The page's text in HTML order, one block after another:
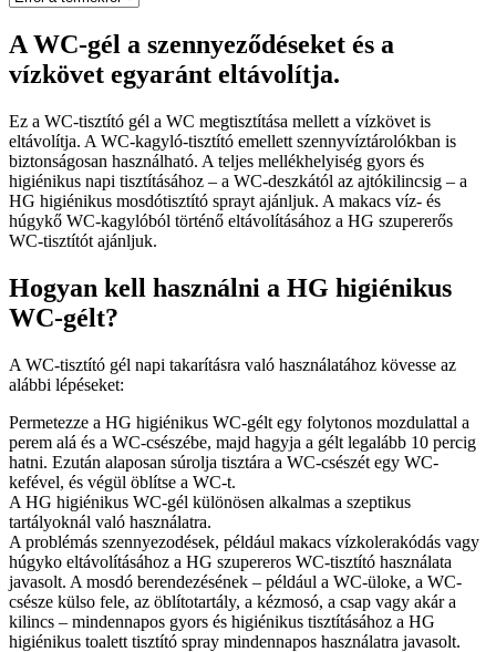
A WC-gél a szennyeződéseket és a
vízkövet egyaránt eltávolítja.
Ez a WC-tisztító gél a WC megtisztítása mellett a vízkövet is
eltávolítja. A WC-kagyló-tisztító emellett szennyvíztárolókban is
biztonságosan használható. A teljes mellékhelyiség gyors és
higiénikus napi tisztításához – a WC-deszkától az ajtókilincsig – a
HG higiénikus mosdótisztító sprayt ajánljuk. A makacs víz- és
húgykő WC-kagylóból történő eltávolításához a HG szupererős
WC-tisztítót ajánljuk.
Hogyan kell használni a HG higiénikus
WC-gélt?
A WC-tisztító gél napi takarításra való használatához kövesse az
alábbi lépéseket:
Permetezze a HG higiénikus WC-gélt egy folytonos mozdulattal a
perem alá és a WC-csészébe, majd hagyja a gélt legalább 10 percig
hatni. Ezután alaposan súrolja tisztára a WC-csészét egy WC-
kefével, és végül öblítse a WC-t.
A HG higiénikus WC-gél különösen alkalmas a szeptikus
tartályoknál való használatra.
A problémás szennyezodések, például makacs vízkolerakódás vagy
húgyko eltávolításához a HG szupereros WC-tisztító használata
javasolt. A mosdó berendezésének – például a WC-üloke, a WC-
csésze külso fele, az öblítotartály, a kézmosó, a csap vagy akár a
kilincs – mindennapos gyors és higiénikus tisztításához a HG
higiénikus toalett tisztító spray mindennapos használatra javasolt.